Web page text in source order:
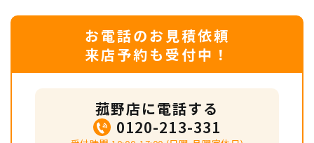
お電話のお見積依頼
来店予約も受付中！
菰野店に電話する
0120-213-331